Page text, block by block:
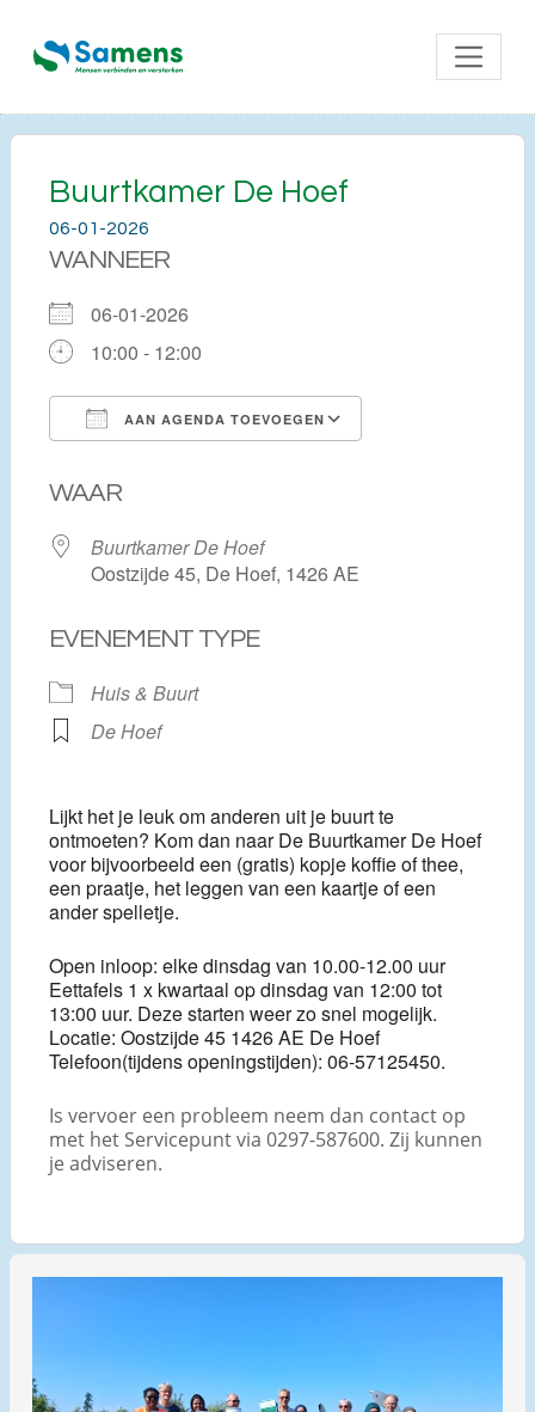
Buurtkamer De Hoef
06-01-2026
WANNEER
06-01-2026
10:00 - 12:00
AAN AGENDA TOEVOEGEN
WAAR
Buurtkamer De Hoef
Oostzijde 45, De Hoef, 1426 AE
EVENEMENT TYPE
Huis & Buurt
De Hoef
Lijkt het je leuk om anderen uit je buurt te
ontmoeten? Kom dan naar De Buurtkamer De Hoef
voor bijvoorbeeld een (gratis) kopje koffie of thee,
een praatje, het leggen van een kaartje of een
ander spelletje.
Open inloop: elke dinsdag van 10.00-12.00 uur
Eettafels 1 x kwartaal op dinsdag van 12:00 tot
13:00 uur. Deze starten weer zo snel mogelijk.
Locatie: Oostzijde 45 1426 AE De Hoef
Telefoon(tijdens openingstijden): 06-57125450.
Is vervoer een probleem neem dan contact op
met het Servicepunt via 0297-587600. Zij kunnen
je adviseren.